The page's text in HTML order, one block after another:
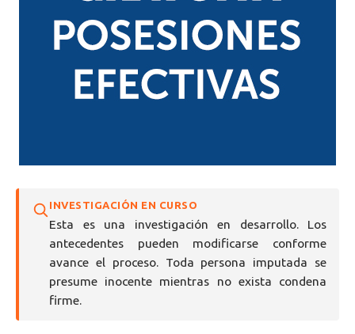
INVESTIGACIÓN EN CURSO
Esta es una investigación en desarrollo. Los
antecedentes pueden modificarse conforme
avance el proceso. Toda persona imputada se
presume inocente mientras no exista condena
firme.